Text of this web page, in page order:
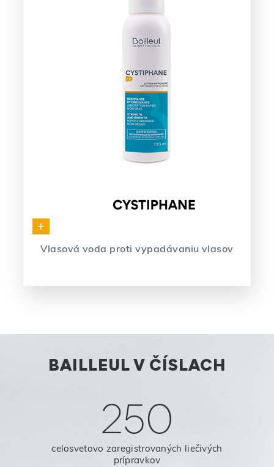
+
Vlasová voda proti vypadávaniu vlasov
BAILLEUL V ČÍSLACH
250
celosvetovo zaregistrovaných liečivých
prípravkov